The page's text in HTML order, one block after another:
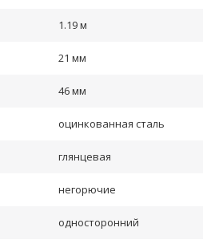
1.19 м
21 мм
46 мм
оцинкованная сталь
глянцевая
негорючие
односторонний